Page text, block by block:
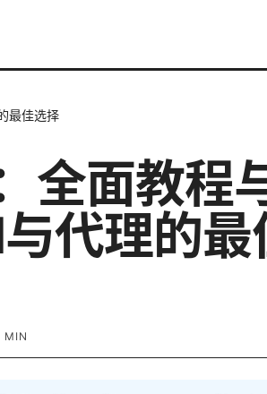
最佳选择
全面教程
代理的最
MIN